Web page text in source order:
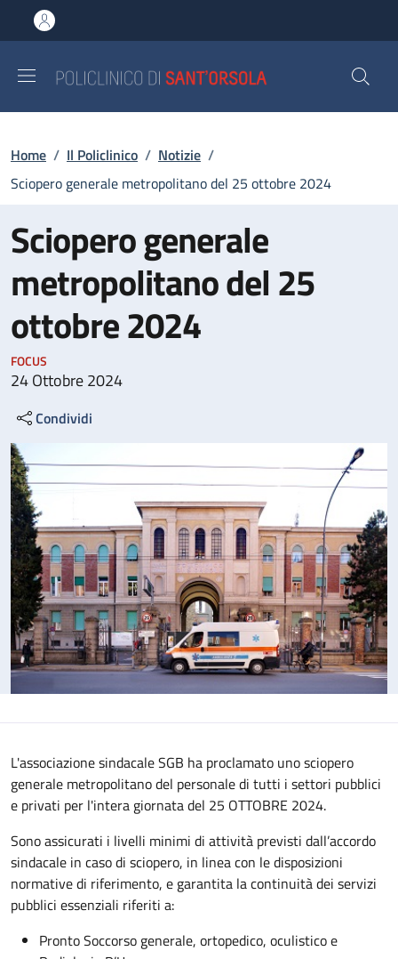
al contenuto principale
to footer content
Briciole di pane
Home / Il Policlinico / Notizie /
Sciopero generale metropolitano del 25 ottobre 2024
Sciopero generale
metropolitano del 25
ottobre 2024
FOCUS
24 Ottobre 2024
Condividi
L'associazione sindacale SGB ha proclamato uno sciopero
generale metropolitano del personale di tutti i settori pubblici
e privati per l'intera giornata del 25 OTTOBRE 2024.
Sono assicurati i livelli minimi di attività previsti dall’accordo
sindacale in caso di sciopero, in linea con le disposizioni
normative di riferimento, e garantita la continuità dei servizi
pubblici essenziali riferiti a:
Pronto Soccorso generale, ortopedico, oculistico e